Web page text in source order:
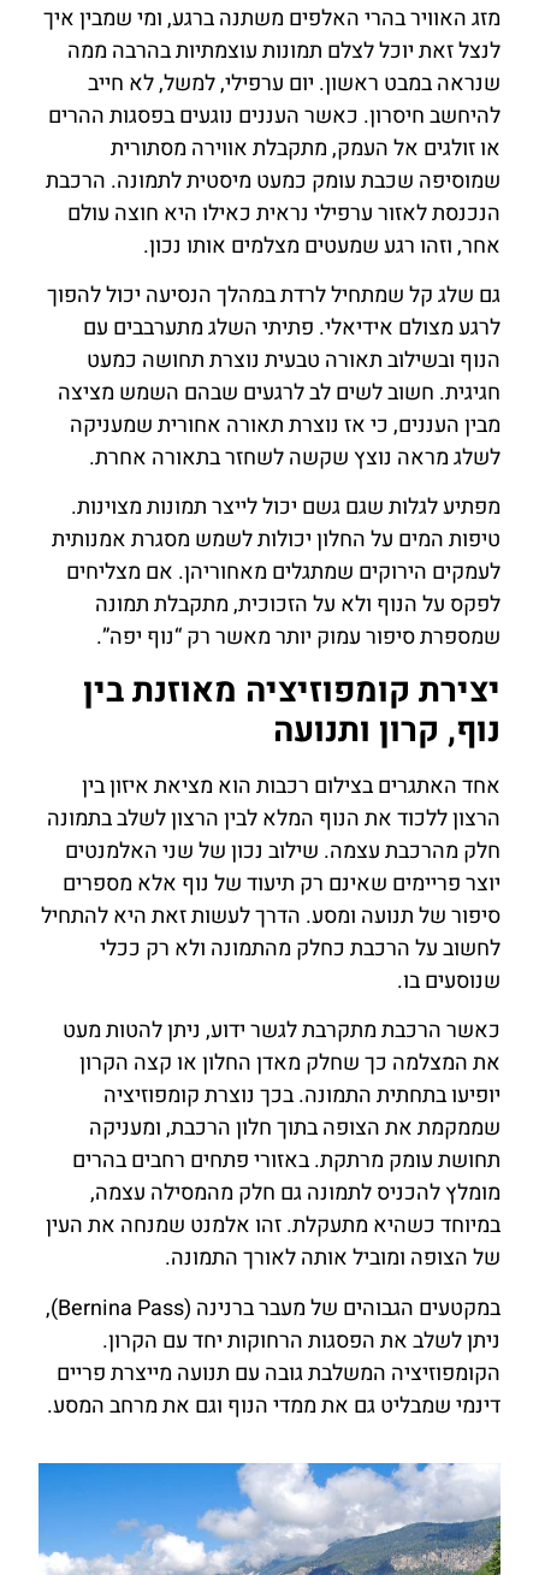
מזג האוויר בהרי האלפים משתנה ברגע, ומי שמבין איך
לנצל זאת יוכל לצלם תמונות עוצמתיות בהרבה ממה
שנראה במבט ראשון. יום ערפילי, למשל, לא חייב
להיחשב חיסרון. כאשר העננים נוגעים בפסגות ההרים
או זולגים אל העמק, מתקבלת אווירה מסתורית
שמוסיפה שכבת עומק כמעט מיסטית לתמונה. הרכבת
הנכנסת לאזור ערפילי נראית כאילו היא חוצה עולם
אחר, וזהו רגע שמעטים מצלמים אותו נכון.
גם שלג קל שמתחיל לרדת במהלך הנסיעה יכול להפוך
לרגע מצולם אידיאלי. פתיתי השלג מתערבבים עם
הנוף ובשילוב תאורה טבעית נוצרת תחושה כמעט
חגיגית. חשוב לשים לב לרגעים שבהם השמש מציצה
מבין העננים, כי אז נוצרת תאורה אחורית שמעניקה
לשלג מראה נוצץ שקשה לשחזר בתאורה אחרת.
מפתיע לגלות שגם גשם יכול לייצר תמונות מצוינות.
טיפות המים על החלון יכולות לשמש מסגרת אמנותית
לעמקים הירוקים שמתגלים מאחוריהן. אם מצליחים
לפקס על הנוף ולא על הזכוכית, מתקבלת תמונה
שמספרת סיפור עמוק יותר מאשר רק “נוף יפה”.
יצירת קומפוזיציה מאוזנת בין
נוף, קרון ותנועה
אחד האתגרים בצילום רכבות הוא מציאת איזון בין
הרצון ללכוד את הנוף המלא לבין הרצון לשלב בתמונה
חלק מהרכבת עצמה. שילוב נכון של שני האלמנטים
יוצר פריימים שאינם רק תיעוד של נוף אלא מספרים
סיפור של תנועה ומסע. הדרך לעשות זאת היא להתחיל
לחשוב על הרכבת כחלק מהתמונה ולא רק ככלי
שנוסעים בו.
כאשר הרכבת מתקרבת לגשר ידוע, ניתן להטות מעט
את המצלמה כך שחלק מאדן החלון או קצה הקרון
יופיעו בתחתית התמונה. בכך נוצרת קומפוזיציה
שממקמת את הצופה בתוך חלון הרכבת, ומעניקה
תחושת עומק מרתקת. באזורי פתחים רחבים בהרים
מומלץ להכניס לתמונה גם חלק מהמסילה עצמה,
במיוחד כשהיא מתעקלת. זהו אלמנט שמנחה את העין
של הצופה ומוביל אותה לאורך התמונה.
במקטעים הגבוהים של מעבר ברנינה (Bernina Pass),
ניתן לשלב את הפסגות הרחוקות יחד עם הקרון.
הקומפוזיציה המשלבת גובה עם תנועה מייצרת פריים
דינמי שמבליט גם את ממדי הנוף וגם את מרחב המסע.